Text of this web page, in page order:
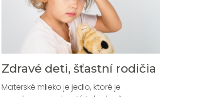
Zdravé deti, šťastní rodičia
Materské mlieko je jedlo, ktoré je